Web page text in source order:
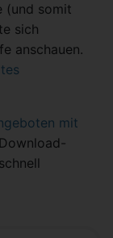
(und somit
sich
anschauen.
mit